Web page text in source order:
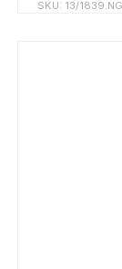
SKU: 13/1839.NG